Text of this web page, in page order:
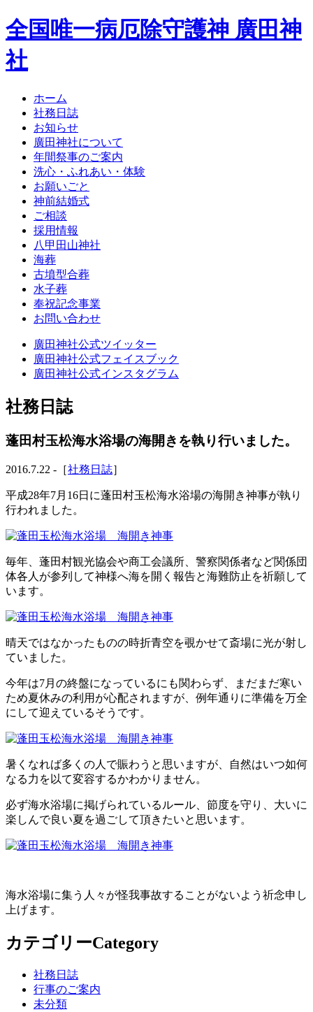
全国唯一病厄除守護神 廣田神
社
ホーム
社務日誌
お知らせ
廣田神社について
年間祭事のご案内
洗心・ふれあい・体験
お願いごと
神前結婚式
ご相談
採用情報
八甲田山神社
海葬
古墳型合葬
水子葬
奉祝記念事業
お問い合わせ
廣田神社公式ツイッター
廣田神社公式フェイスブック
廣田神社公式インスタグラム
社務日誌
蓬田村玉松海水浴場の海開きを執り行いました。
2016.7.22 -［社務日誌］
平成28年7月16日に蓬田村玉松海水浴場の海開き神事が執り
行われました。
毎年、蓬田村観光協会や商工会議所、警察関係者など関係団
体各人が参列して神様へ海を開く報告と海難防止を祈願して
います。
晴天ではなかったものの時折青空を覗かせて斎場に光が射し
ていました。
今年は7月の終盤になっているにも関わらず、まだまだ寒い
ため夏休みの利用が心配されますが、例年通りに準備を万全
にして迎えているそうです。
暑くなれば多くの人で賑わうと思いますが、自然はいつ如何
なる力を以て変容するかわかりません。
必ず海水浴場に掲げられているルール、節度を守り、大いに
楽しんで良い夏を過ごして頂きたいと思います。
海水浴場に集う人々が怪我事故することがないよう祈念申し
上げます。
カテゴリーCategory
社務日誌
行事のご案内
未分類